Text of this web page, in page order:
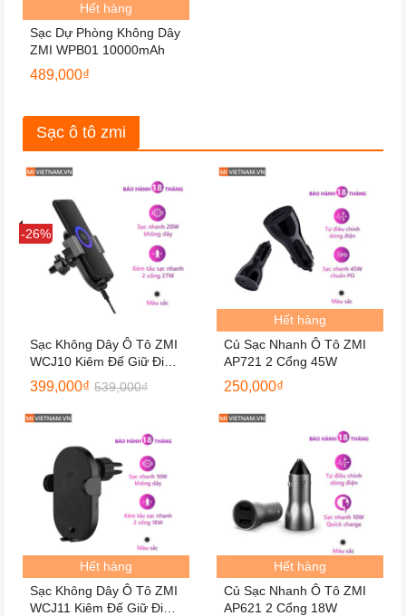
Hết hàng
Sạc Dự Phòng Không Dây
ZMI WPB01 10000mAh
489,000₫
Sạc ô tô zmi
Sale
-26%
Sạc Không Dây Ô Tô ZMI
WCJ10 Kiêm Đế Giữ Điện
Thoại
399,000₫ 539,000₫
Hết hàng
Củ Sạc Nhanh Ô Tô ZMI
AP721 2 Cổng 45W
250,000₫
Hết hàng
Sạc Không Dây Ô Tô ZMI
WCJ11 Kiêm Đế Giữ Điện
Hết hàng
Củ Sạc Nhanh Ô Tô ZMI
AP621 2 Cổng 18W